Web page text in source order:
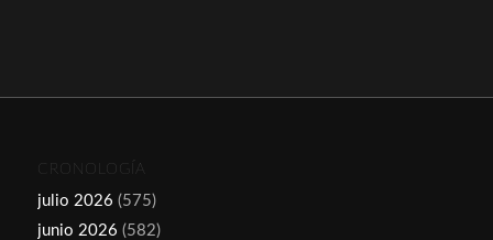
CRONOLOGÍA
julio 2026 (575)
junio 2026 (582)